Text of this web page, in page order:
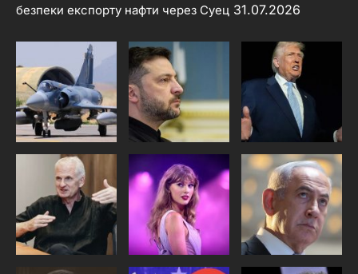
безпеки експорту нафти через Суец 31.07.2026